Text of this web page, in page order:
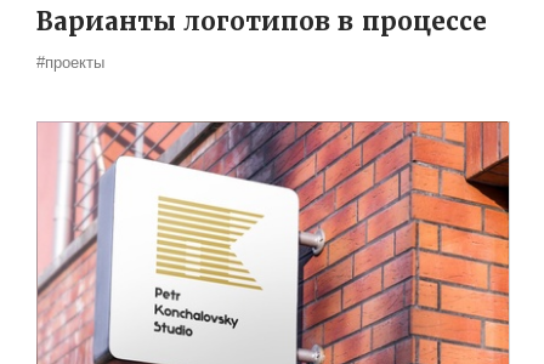
Варианты логотипов в процессе
#проекты